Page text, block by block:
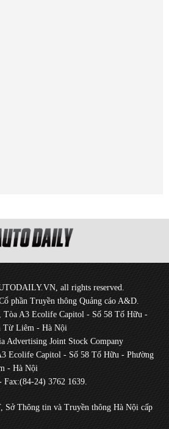
all rights reserved.
phần Truyền thông Quảng cáo A&D.
Tòa A3 Ecolife Capitol - Số 58 Tố Hữu -
Từ Liêm - Hà Nội
Advertising Joint Stock Company
Ecolife Capitol - Số 58 Tố Hữu - Phường
- Hà Nội
24) 3762 1639.
Sở Thông tin và Truyền thông Hà Nội cấp